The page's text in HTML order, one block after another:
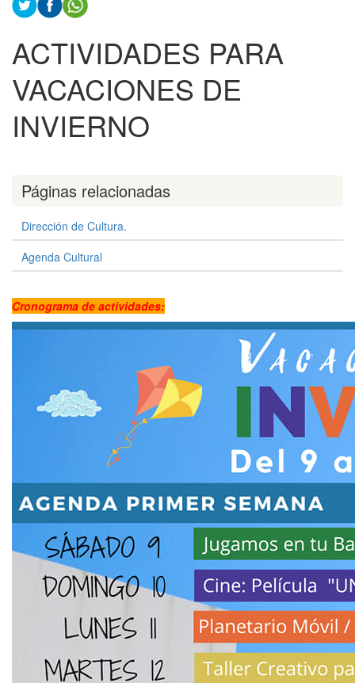
ACTIVIDADES PARA
VACACIONES DE
INVIERNO
Páginas relacionadas
Dirección de Cultura.
Agenda Cultural
Cronograma de actividades: